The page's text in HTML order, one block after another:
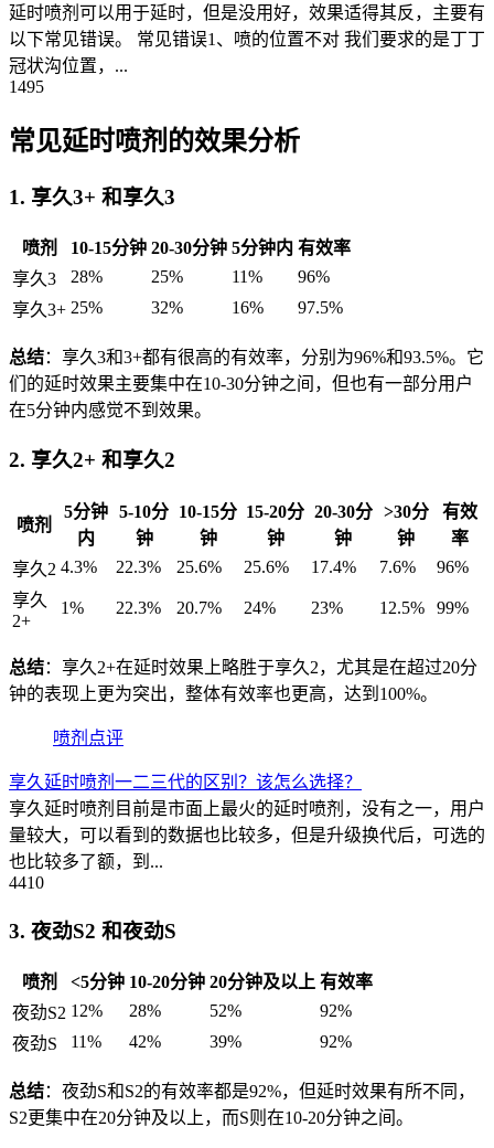
延时喷剂可以用于延时，但是没用好，效果适得其反，主要有
以下常见错误。 常见错误1、喷的位置不对 我们要求的是丁丁
冠状沟位置，...
1495
常见延时喷剂的效果分析
1. 享久3+ 和享久3
喷剂 10-15分钟 20-30分钟 5分钟内 有效率
享久3
28% 25% 11%
96%
享久3+ 25% 32% 16% 97.5%
总结：享久3和3+都有很高的有效率，分别为96%和93.5%。它
们的延时效果主要集中在10-30分钟之间，但也有一部分用户
在5分钟内感觉不到效果。
2. 享久2+ 和享久2
喷剂
5分钟
内
5-10分
钟
10-15分
钟
15-20分
钟
20-30分
钟
>30分
钟
有效
率
享久2 4.3% 22.3% 25.6% 25.6% 17.4% 7.6%
96%
享久
2+
1% 22.3% 20.7% 24% 23% 12.5% 99%
总结：享久2+在延时效果上略胜于享久2，尤其是在超过20分
钟的表现上更为突出，整体有效率也更高，达到100%。
喷剂点评
享久延时喷剂一二三代的区别？该怎么选择？
享久延时喷剂目前是市面上最火的延时喷剂，没有之一，用户
量较大，可以看到的数据也比较多，但是升级换代后，可选的
也比较多了额，到...
4410
3. 夜劲S2 和夜劲S
喷剂 <5分钟 10-20分钟 20分钟及以上 有效率
夜劲S2 12% 28% 52%
92%
夜劲S
11% 42% 39% 92%
总结：夜劲S和S2的有效率都是92%，但延时效果有所不同，
S2更集中在20分钟及以上，而S则在10-20分钟之间。